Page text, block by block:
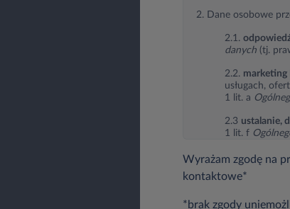
2. Dane osobowe
2.1.
danych (tj.
2.2. marketing
usługach,
1 lit. a
2.3 ustalanie,
1 lit. f
Wyrażam zgodę na
kontaktowe*
*brak zgody